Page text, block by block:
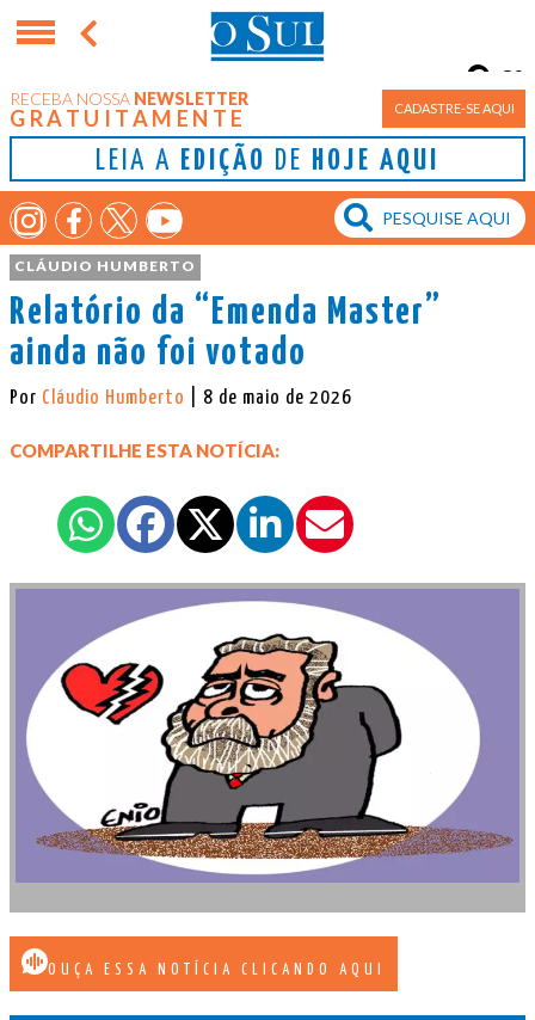
RECEBA NOSSA NEWSLETTER
GRATUITAMENTE CADASTRE-SE AQUI
LEIA A EDIÇÃO DE HOJE AQUI
Porto Alegre
8°
CLÁUDIO HUMBERTO
Relatório da “Emenda Master”
ainda não foi votado
Por Cláudio Humberto | 8 de maio de 2026
COMPARTILHE ESTA NOTÍCIA:
OUÇA ESSA NOTÍCIA CLICANDO AQUI